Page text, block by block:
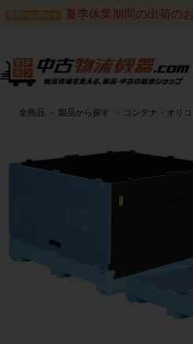
出荷のお知らせ 夏季休業期間の出荷の
全商品 製品から探す コンテナ・オリコ